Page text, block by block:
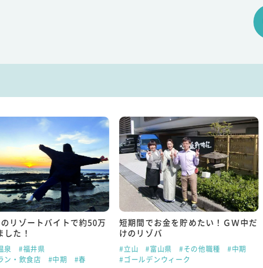
リゾートバイトで約50万
した！
泉
#福井県
ン・飲食店
#中期 #春
短期間でお金を貯めたい！ＧＷ中だ
けのリゾバ
#立山 #富山県 #その他職種
#中期
#ゴールデンウィーク